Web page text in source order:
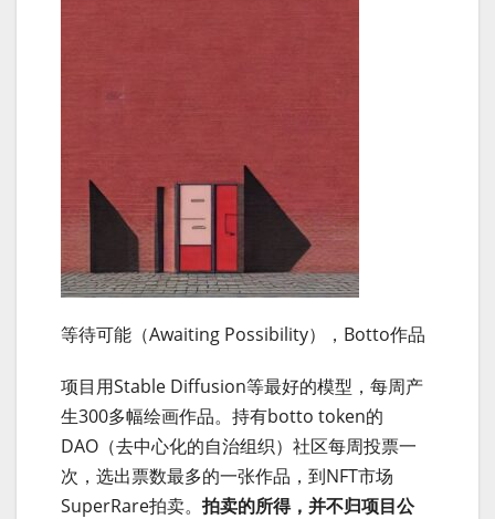
等待可能（Awaiting Possibility），Botto作品
项目用Stable Diffusion等最好的模型，每周产
生300多幅绘画作品。持有botto token的
DAO（去中心化的自治组织）社区每周投票一
次，选出票数最多的一张作品，到NFT市场
SuperRare拍卖。 拍卖的所得，并不归项目公